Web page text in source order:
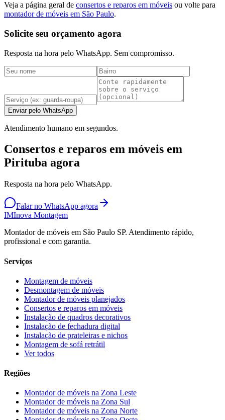
Veja a página geral de consertos e reparos em móveis ou volte para
montador de móveis em São Paulo.
Solicite seu orçamento agora
Resposta na hora pelo WhatsApp. Sem compromisso.
Enviar pelo WhatsApp
Atendimento humano em segundos.
Consertos e reparos em móveis em
Pirituba agora
Resposta na hora pelo WhatsApp.
Falar no WhatsApp agora
IMInova Montagem
Montador de móveis em São Paulo SP. Atendimento rápido,
profissional e com garantia.
Serviços
Montagem de móveis
Desmontagem de móveis
Montador de móveis planejados
Consertos e reparos em móveis
Instalação de quadros decorativos
Instalação de fechadura digital
Instalação de prateleiras e nichos
Montagem de sofá retrátil
Ver todos
Regiões
Montador de móveis na Zona Leste
Montador de móveis na Zona Sul
Montador de móveis na Zona Norte